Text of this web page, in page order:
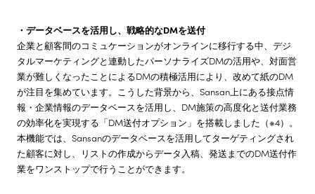
・データベースを活用し、戦略的なDMを送付
企業と顧客間のコミュケーションがオンラインに移行する中、デジ
タルマーケティングと連動したパーソナライズDMの活用や、対面営
業が難しくなったことによるDMの積極活用により、改めて紙のDM
が注目を集めています。こうした背景から、Sansan上にある接点情
報・企業情報のデータベースを活用し、DM施策の高度化と送付業務
の効率化を実現する「DM送付オプション」を搭載しました（※4）。
本機能では、Sansanのデータベースを活用してターゲティングされ
た顧客に対し、リストの作成からデータ入稿、発送までのDM送付作
業をワンストップで行うことができます。